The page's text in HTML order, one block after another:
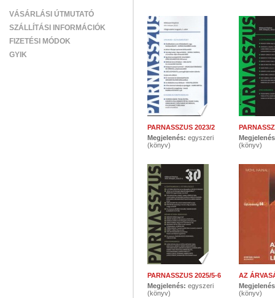
VÁSÁRLÁSI ÚTMUTATÓ
SZÁLLÍTÁSI INFORMÁCIÓK
FIZETÉSI MÓDOK
GYIK
PARNASSZUS 2023/2
Megjelenés: egyszeri
(könyv)
(könyv)
PARNASSZUS 2025/5-6
Megjelenés: egyszeri
(könyv)
AZ
(könyv)